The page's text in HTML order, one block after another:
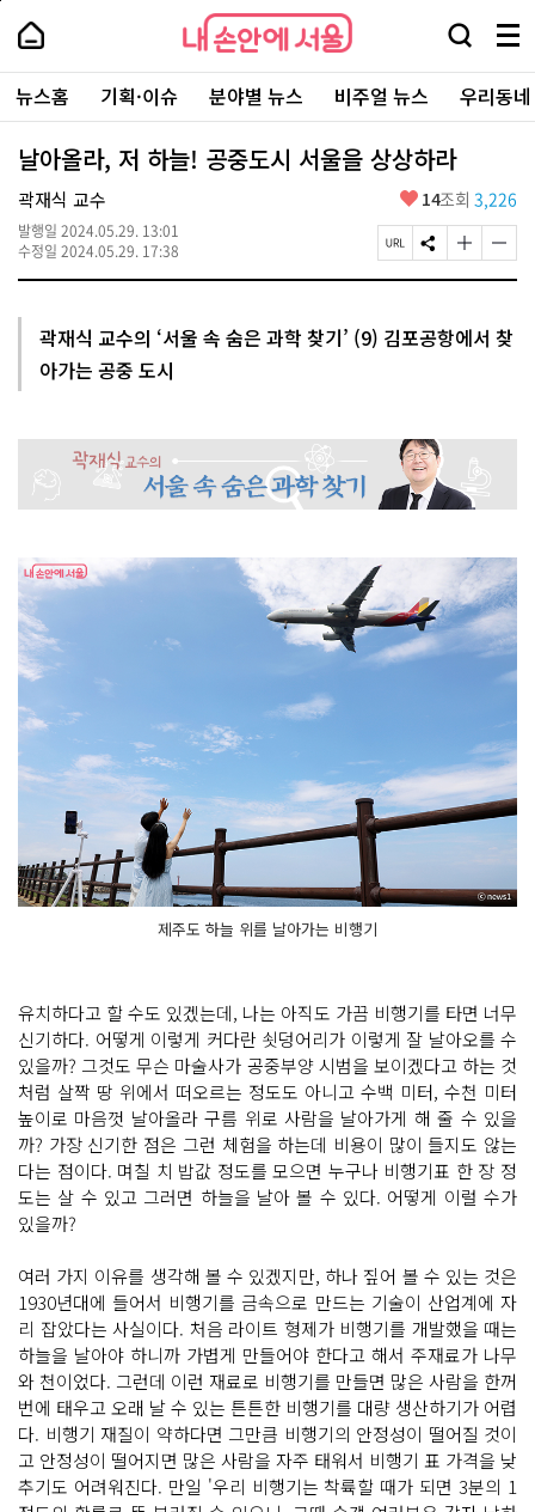
본
로
가
내
손
안
에
서
울
-
서
울
시
대
표
소
포
내
손
에
울
검
창
열
기
메
뉴
전
체
보
주
요
서
뉴스홈 기획·이슈 분야별 뉴스 비주얼 뉴스 우리동
날아올라, 저 하늘! 공중도시 서울을 상상하라
곽재식 교수
발행일 2024.05.29. 13:01
수정일 2024.05.29. 17:38
좋
요
14조회 3,226
페
이
R
L
S
N
유
하
글
자
크
게
기
글
자
작
게
기
곽재식 교수의 ‘서울 속 숨은 과학 찾기’ (9) 김포공항에서 찾
아가는 공중 도시
제주도 하늘 위를 날아가는 비행기
유치하다고 할 수도 있겠는데, 나는 아직도 가끔 비행기를 타면 너무
신기하다. 어떻게 이렇게 커다란 쇳덩어리가 이렇게 잘 날아오를 수
있을까? 그것도 무슨 마술사가 공중부양 시범을 보이겠다고 하는 것
처럼 살짝 땅 위에서 떠오르는 정도도 아니고 수백 미터, 수천 미터
높이로 마음껏 날아올라 구름 위로 사람을 날아가게 해 줄 수 있을
까? 가장 신기한 점은 그런 체험을 하는데 비용이 많이 들지도 않는
다는 점이다. 며칠 치 밥값 정도를 모으면 누구나 비행기표 한 장 정
도는 살 수 있고 그러면 하늘을 날아 볼 수 있다. 어떻게 이럴 수가
있을까?
여러 가지 이유를 생각해 볼 수 있겠지만, 하나 짚어 볼 수 있는 것은
1930년대에 들어서 비행기를 금속으로 만드는 기술이 산업계에 자
리 잡았다는 사실이다. 처음 라이트 형제가 비행기를 개발했을 때는
하늘을 날아야 하니까 가볍게 만들어야 한다고 해서 주재료가 나무
와 천이었다. 그런데 이런 재료로 비행기를 만들면 많은 사람을 한꺼
번에 태우고 오래 날 수 있는 튼튼한 비행기를 대량 생산하기가 어렵
다. 비행기 재질이 약하다면 그만큼 비행기의 안정성이 떨어질 것이
고 안정성이 떨어지면 많은 사람을 자주 태워서 비행기 표 가격을 낮
추기도 어려워진다. 만일 '우리 비행기는 착륙할 때가 되면 3분의 1
페
상
단
로